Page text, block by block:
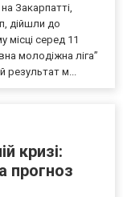
Закарпатті,
дійшли до
місці серед 11
молодіжна ліга”
м...
кризі:
прогноз